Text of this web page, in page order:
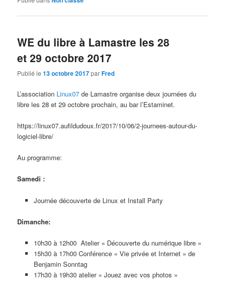
WE du libre à Lamastre les 28
et 29 octobre 2017
Publié le13 octobre 2017parFred
L’association Linux07 de Lamastre organise deux journées du
libre les 28 et 29 octobre prochain, au bar l’Estaminet.
https://linux07.aufildudoux.fr/2017/10/06/2-journees-autour-du-
logiciel-libre/
Au programme:
Samedi :
Journée découverte de Linux et Install Party
Dimanche:
10h30 à 12h00 Atelier « Découverte du numérique libre »
15h30 à 17h00 Conférence « Vie privée et Internet » de
Benjamin Sonntag
17h30 à 19h30 atelier « Jouez avec vos photos »